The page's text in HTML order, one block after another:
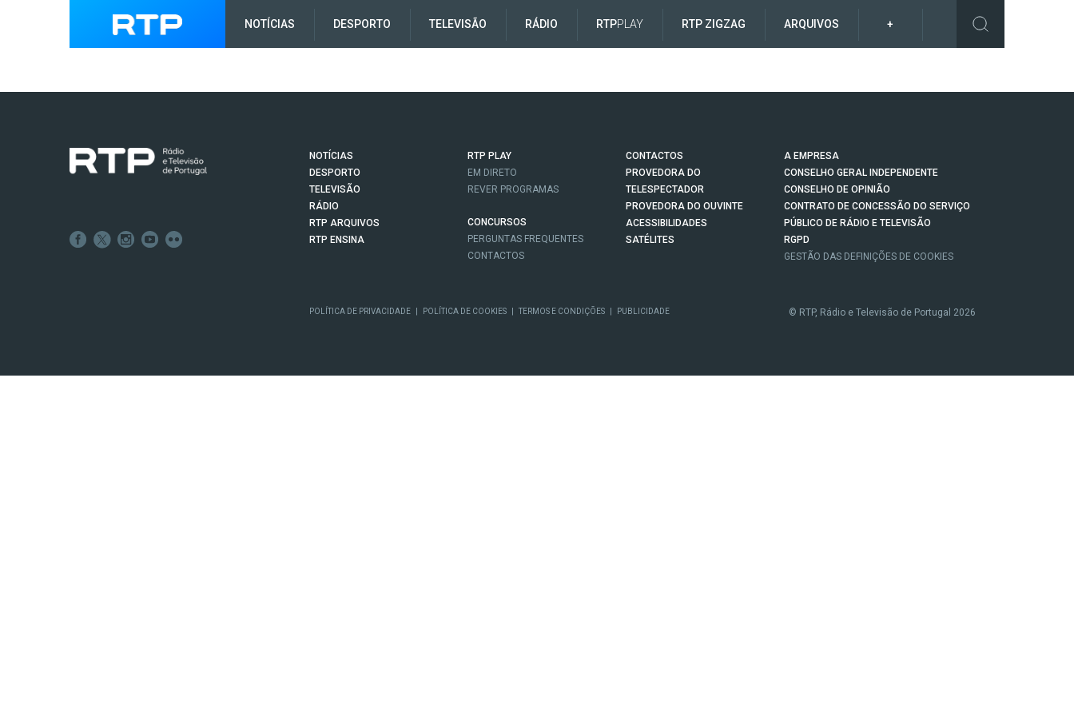
NOTÍCIAS DESPORTO TELEVISÃO RÁDIO RTPPLAY RTP ZIGZAG ARQUIVOS +
NOTÍCIAS
DESPORTO
TELEVISÃO
RÁDIO
RTP ARQUIVOS
RTP ENSINA
RTP PLAY
EM DIRETO
REVER PROGRAMAS
CONCURSOS
PERGUNTAS FREQUENTES
CONTACTOS
CONTACTOS
PROVEDORA DO
TELESPECTADOR
PROVEDORA DO OUVINTE
ACESSIBILIDADES
SATÉLITES
A EMPRESA
CONSELHO GERAL INDEPENDENTE
CONSELHO DE OPINIÃO
CONTRATO DE CONCESSÃO DO SERVIÇO
PÚBLICO DE RÁDIO E TELEVISÃO
RGPD
GESTÃO DAS DEFINIÇÕES DE COOKIES
POLÍTICA DE PRIVACIDADE POLÍTICA DE COOKIES TERMOS E CONDIÇÕES PUBLICIDADE © RTP, Rádio e Televisão de Portugal 2026